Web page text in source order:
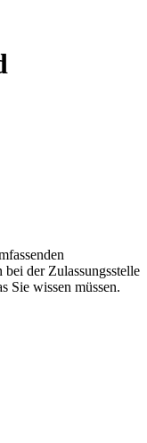
der Zulassungsstelle
Sie wissen müssen.